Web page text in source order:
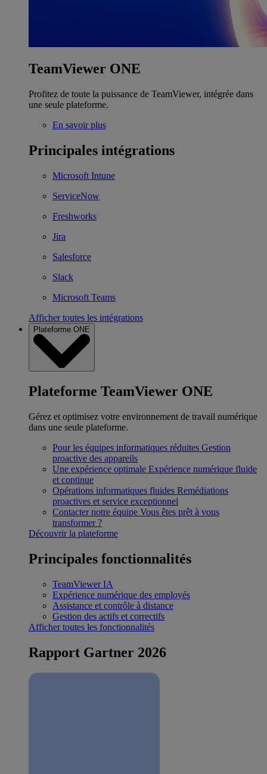
TeamViewer ONE
Profitez de toute la puissance de TeamViewer, intégrée dans
une seule plateforme.
En savoir plus
Principales intégrations
Microsoft Intune
ServiceNow
Freshworks
Jira
Salesforce
Slack
Microsoft Teams
Afficher toutes les intégrations
Plateforme ONE
Plateforme TeamViewer ONE
Gérez et optimisez votre environnement de travail numérique
dans une seule plateforme.
Pour les équipes informatiques réduites Gestion
proactive des appareils
Une expérience optimale Expérience numérique fluide
et continue
Opérations informatiques fluides Remédiations
proactives et service exceptionnel
Contacter notre équipe Vous êtes prêt à vous
transformer ?
Découvrir la plateforme
Principales fonctionnalités
TeamViewer IA
Expérience numérique des employés
Assistance et contrôle à distance
Gestion des actifs et correctifs
Afficher toutes les fonctionnalités
Rapport Gartner 2026